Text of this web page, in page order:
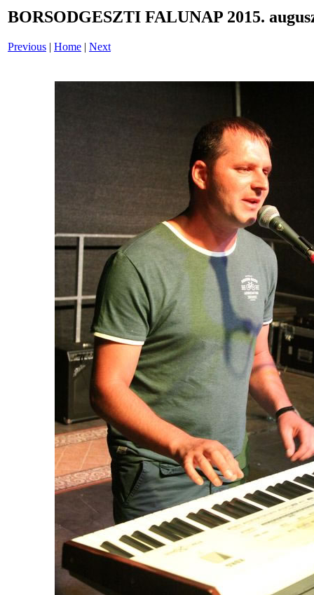
BORSODGESZTI FALUNAP 2015.
Previous | Home | Next